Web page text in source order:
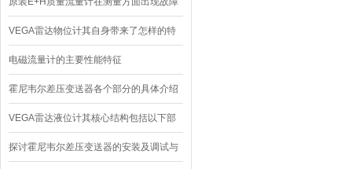
该如何处理呢？
VEGA雷达物位计其自身带来了怎样的特
点呢？
电磁流量计的主要性能特征
霍尼韦尔差压变送器各个部分的具体介绍
VEGA雷达液位计其核心结构包括以下部
分
探讨霍尼韦尔差压变送器的安装及调试与